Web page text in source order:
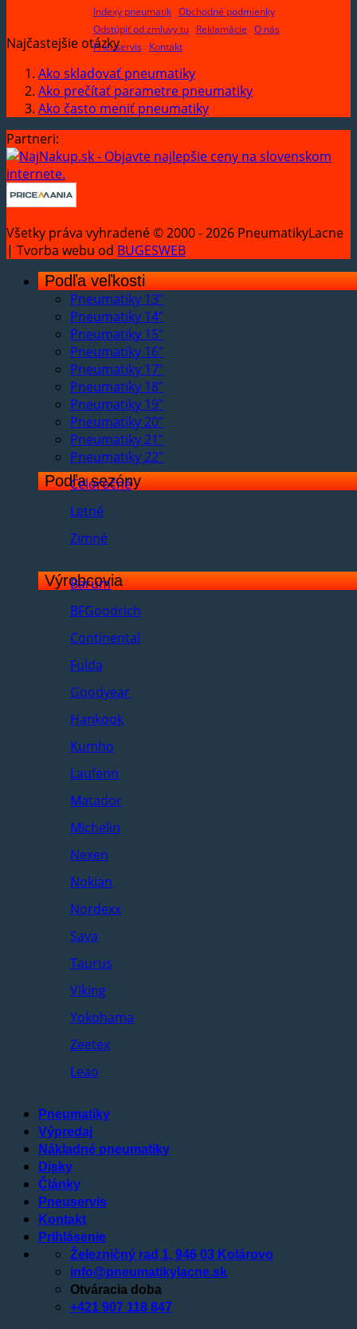
Indexy pneumatik Obchodné podmienky
Odstúpiť od zmluvy tu
Reklamácie O nás
Pneuservis
Kontakt
Najčastejšie otázky
Ako skladovať pneumatiky
Ako prečítať parametre pneumatiky
Ako často meniť pneumatiky
Partneri:
Všetky práva vyhradené © 2000 - 2026 PneumatikyLacne
| Tvorba webu od BUGESWEB
Podľa veľkosti
Pneumatiky 13"
Pneumatiky 14"
Pneumatiky 15"
Pneumatiky 16"
Pneumatiky 17"
Pneumatiky 18"
Pneumatiky 19"
Pneumatiky 20"
Pneumatiky 21"
Pneumatiky 22"
Podľa sezóny
Celoročné
Letné
Zimné
Výrobcovia
Barum
BFGoodrich
Continental
Fulda
Goodyear
Hankook
Kumho
Laufenn
Matador
Michelin
Nexen
Nokian
Nordexx
Sava
Taurus
Viking
Yokohama
Zeetex
Leao
Pneumatiky
Výpredaj
Nákladné pneumatiky
Disky
Články
Pneuservis
Kontakt
Prihlásenie
Železničný rad 1, 946 03 Kolárovo
info@pneumatikylacne.sk
Otváracia doba
+421 907 118 847